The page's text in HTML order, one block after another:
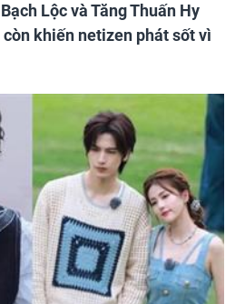
Lộc và Tăng Thuấn Hy
khiến netizen phát sốt vì